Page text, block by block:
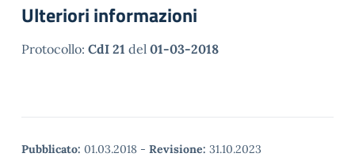
Ulteriori informazioni
Protocollo: CdI 21 del 01-03-2018
Pubblicato: 01.03.2018 - Revisione: 31.10.2023